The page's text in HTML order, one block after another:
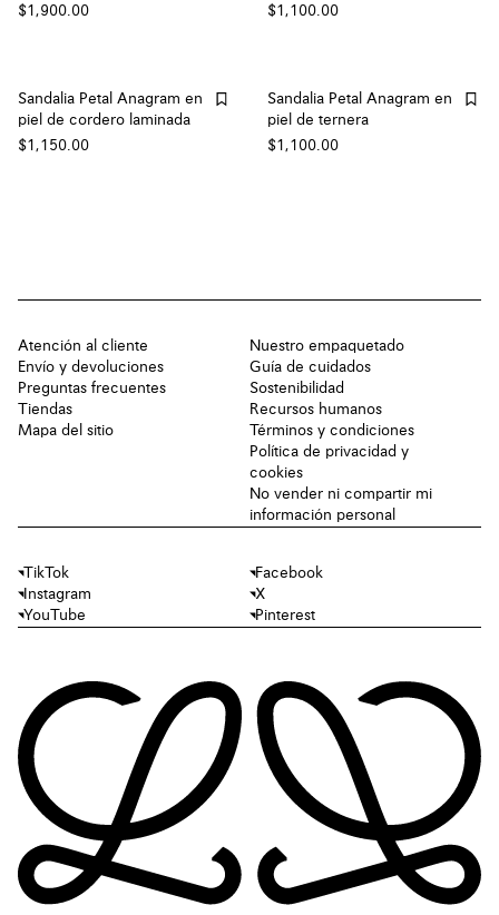
$1,900.00
$1,100.00
Sandalia Petal Anagram en
piel de cordero laminada
$1,150.00
Sandalia Petal Anagram en
piel de ternera
$1,100.00
Atención al cliente
Envío y devoluciones
Preguntas frecuentes
Tiendas
Mapa del sitio
Nuestro empaquetado
Guía de cuidados
Sostenibilidad
Recursos humanos
Términos y condiciones
Política de privacidad y
cookies
No vender ni compartir mi
información personal
TikTok
Facebook
Instagram
X
YouTube
Pinterest